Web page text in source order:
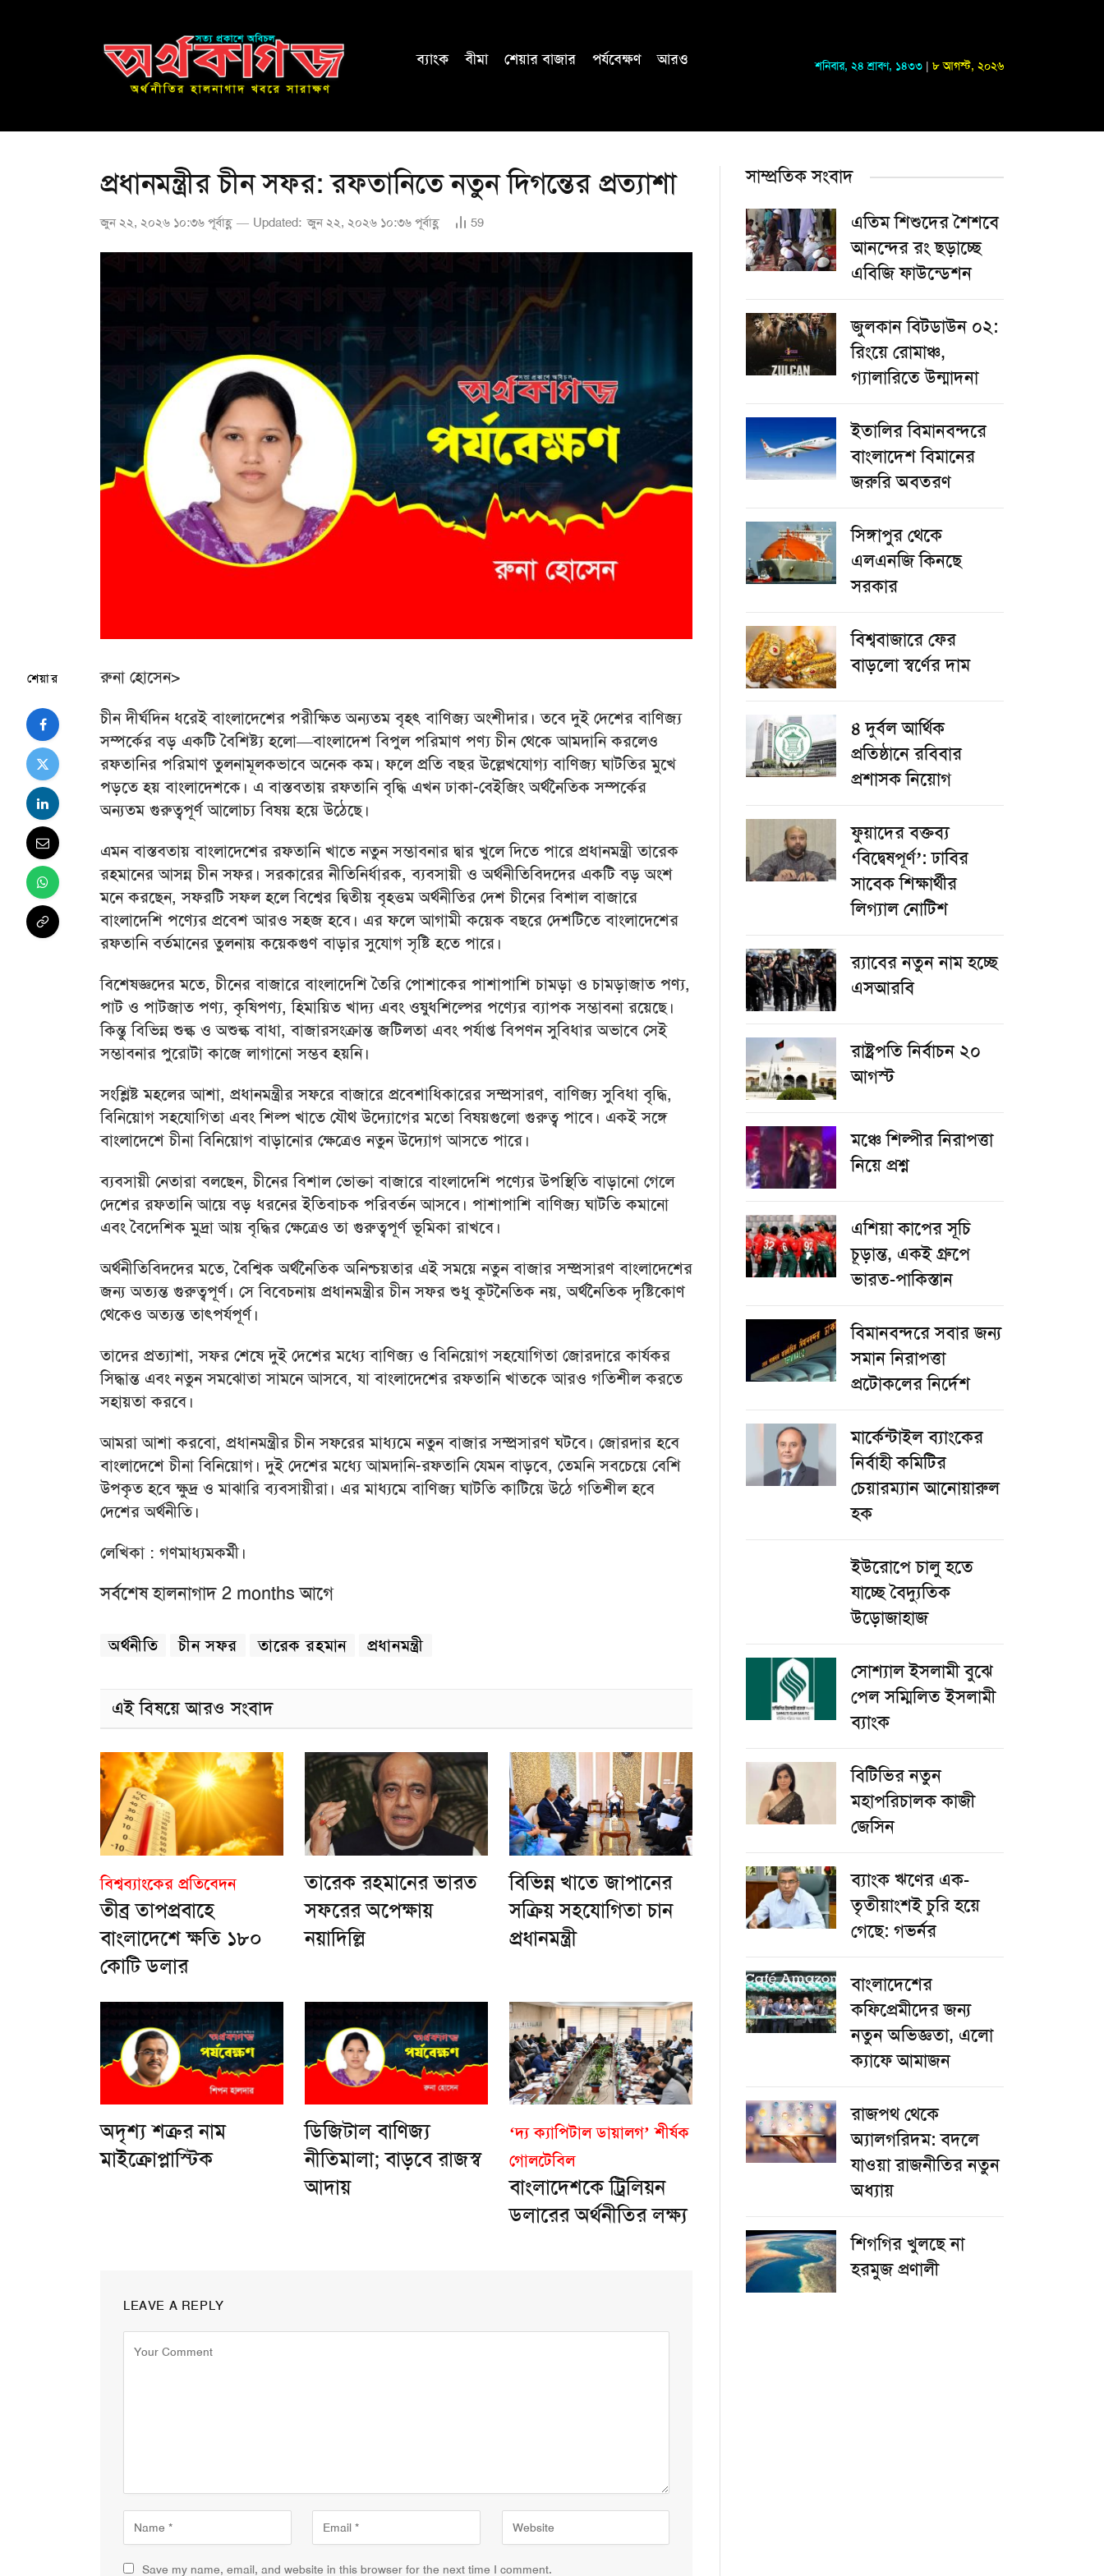
ব্যাংক বীমা শেয়ার বাজার পর্যবেক্ষণ আরও শনিবার, ২৪ শ্রাবণ, ১৪৩৩ | ৮ আগস্ট, ২০২৬
প্রধানমন্ত্রীর চীন সফর: রফতানিতে নতুন দিগন্তের প্রত্যাশা
জুন ২২, ২০২৬ ১০:৩৬ পূর্বাহ্ণ Updated: জুন ২২, ২০২৬ ১০:৩৬ পূর্বাহ্ণ 59
শেয়ার
রুনা হোসেন>
চীন দীর্ঘদিন ধরেই বাংলাদেশের পরীক্ষিত অন্যতম বৃহৎ বাণিজ্য অংশীদার। তবে দুই দেশের বাণিজ্য
সম্পর্কের বড় একটি বৈশিষ্ট্য হলো—বাংলাদেশ বিপুল পরিমাণ পণ্য চীন থেকে আমদানি করলেও
রফতানির পরিমাণ তুলনামূলকভাবে অনেক কম। ফলে প্রতি বছর উল্লেখযোগ্য বাণিজ্য ঘাটতির মুখে
পড়তে হয় বাংলাদেশকে। এ বাস্তবতায় রফতানি বৃদ্ধি এখন ঢাকা-বেইজিং অর্থনৈতিক সম্পর্কের
অন্যতম গুরুত্বপূর্ণ আলোচ্য বিষয় হয়ে উঠেছে।
এমন বাস্তবতায় বাংলাদেশের রফতানি খাতে নতুন সম্ভাবনার দ্বার খুলে দিতে পারে প্রধানমন্ত্রী তারেক
রহমানের আসন্ন চীন সফর। সরকারের নীতিনির্ধারক, ব্যবসায়ী ও অর্থনীতিবিদদের একটি বড় অংশ
মনে করছেন, সফরটি সফল হলে বিশ্বের দ্বিতীয় বৃহত্তম অর্থনীতির দেশ চীনের বিশাল বাজারে
বাংলাদেশি পণ্যের প্রবেশ আরও সহজ হবে। এর ফলে আগামী কয়েক বছরে দেশটিতে বাংলাদেশের
রফতানি বর্তমানের তুলনায় কয়েকগুণ বাড়ার সুযোগ সৃষ্টি হতে পারে।
বিশেষজ্ঞদের মতে, চীনের বাজারে বাংলাদেশি তৈরি পোশাকের পাশাপাশি চামড়া ও চামড়াজাত পণ্য,
পাট ও পাটজাত পণ্য, কৃষিপণ্য, হিমায়িত খাদ্য এবং ওষুধশিল্পের পণ্যের ব্যাপক সম্ভাবনা রয়েছে।
কিন্তু বিভিন্ন শুল্ক ও অশুল্ক বাধা, বাজারসংক্রান্ত জটিলতা এবং পর্যাপ্ত বিপণন সুবিধার অভাবে সেই
সম্ভাবনার পুরোটা কাজে লাগানো সম্ভব হয়নি।
সংশ্লিষ্ট মহলের আশা, প্রধানমন্ত্রীর সফরে বাজারে প্রবেশাধিকারের সম্প্রসারণ, বাণিজ্য সুবিধা বৃদ্ধি,
বিনিয়োগ সহযোগিতা এবং শিল্প খাতে যৌথ উদ্যোগের মতো বিষয়গুলো গুরুত্ব পাবে। একই সঙ্গে
বাংলাদেশে চীনা বিনিয়োগ বাড়ানোর ক্ষেত্রেও নতুন উদ্যোগ আসতে পারে।
ব্যবসায়ী নেতারা বলছেন, চীনের বিশাল ভোক্তা বাজারে বাংলাদেশি পণ্যের উপস্থিতি বাড়ানো গেলে
দেশের রফতানি আয়ে বড় ধরনের ইতিবাচক পরিবর্তন আসবে। পাশাপাশি বাণিজ্য ঘাটতি কমানো
এবং বৈদেশিক মুদ্রা আয় বৃদ্ধির ক্ষেত্রেও তা গুরুত্বপূর্ণ ভূমিকা রাখবে।
অর্থনীতিবিদদের মতে, বৈশ্বিক অর্থনৈতিক অনিশ্চয়তার এই সময়ে নতুন বাজার সম্প্রসারণ বাংলাদেশের
জন্য অত্যন্ত গুরুত্বপূর্ণ। সে বিবেচনায় প্রধানমন্ত্রীর চীন সফর শুধু কূটনৈতিক নয়, অর্থনৈতিক দৃষ্টিকোণ
থেকেও অত্যন্ত তাৎপর্যপূর্ণ।
তাদের প্রত্যাশা, সফর শেষে দুই দেশের মধ্যে বাণিজ্য ও বিনিয়োগ সহযোগিতা জোরদারে কার্যকর
সিদ্ধান্ত এবং নতুন সমঝোতা সামনে আসবে, যা বাংলাদেশের রফতানি খাতকে আরও গতিশীল করতে
সহায়তা করবে।
আমরা আশা করবো, প্রধানমন্ত্রীর চীন সফরের মাধ্যমে নতুন বাজার সম্প্রসারণ ঘটবে। জোরদার হবে
বাংলাদেশে চীনা বিনিয়োগ। দুই দেশের মধ্যে আমদানি-রফতানি যেমন বাড়বে, তেমনি সবচেয়ে বেশি
উপকৃত হবে ক্ষুদ্র ও মাঝারি ব্যবসায়ীরা। এর মাধ্যমে বাণিজ্য ঘাটতি কাটিয়ে উঠে গতিশীল হবে
দেশের অর্থনীতি।
লেখিকা : গণমাধ্যমকর্মী।
সর্বশেষ হালনাগাদ 2 months আগে
অর্থনীতি চীন সফর তারেক রহমান প্রধানমন্ত্রী
এই বিষয়ে আরও সংবাদ
বিশ্বব্যাংকের প্রতিবেদন
তীব্র তাপপ্রবাহে
বাংলাদেশে ক্ষতি ১৮০
কোটি ডলার
তারেক রহমানের ভারত
সফরের অপেক্ষায়
নয়াদিল্লি
বিভিন্ন খাতে জাপানের
সক্রিয় সহযোগিতা চান
প্রধানমন্ত্রী
অদৃশ্য শত্রুর নাম
মাইক্রোপ্লাস্টিক
ডিজিটাল বাণিজ্য
নীতিমালা; বাড়বে রাজস্ব
আদায়
‘দ্য ক্যাপিটাল ডায়ালগ’ শীর্ষক
গোলটেবিল
বাংলাদেশকে ট্রিলিয়ন
ডলারের অর্থনীতির লক্ষ্য
LEAVE A REPLY
Save my name, email, and website in this browser for the next time I comment.
সাম্প্রতিক সংবাদ
এতিম শিশুদের শৈশবে
আনন্দের রং ছড়াচ্ছে
এবিজি ফাউন্ডেশন
জুলকান বিটডাউন ০২:
রিংয়ে রোমাঞ্চ,
গ্যালারিতে উন্মাদনা
ইতালির বিমানবন্দরে
বাংলাদেশ বিমানের
জরুরি অবতরণ
সিঙ্গাপুর থেকে
এলএনজি কিনছে
সরকার
বিশ্ববাজারে ফের
বাড়লো স্বর্ণের দাম
৪ দুর্বল আর্থিক
প্রতিষ্ঠানে রবিবার
প্রশাসক নিয়োগ
ফুয়াদের বক্তব্য
‘বিদ্বেষপূর্ণ’: ঢাবির
সাবেক শিক্ষার্থীর
লিগ্যাল নোটিশ
র‌্যাবের নতুন নাম হচ্ছে
এসআরবি
রাষ্ট্রপতি নির্বাচন ২০
আগস্ট
​মঞ্চে শিল্পীর নিরাপত্তা
নিয়ে প্রশ্ন
এশিয়া কাপের সূচি
চূড়ান্ত, একই গ্রুপে
ভারত-পাকিস্তান
বিমানবন্দরে সবার জন্য
সমান নিরাপত্তা
প্রটোকলের নির্দেশ
মার্কেন্টাইল ব্যাংকের
নির্বাহী কমিটির
চেয়ারম্যান আনোয়ারুল
হক
ইউরোপে চালু হতে
যাচ্ছে বৈদ্যুতিক
উড়োজাহাজ
সোশ্যাল ইসলামী বুঝে
পেল সম্মিলিত ইসলামী
ব্যাংক
বিটিভির নতুন
মহাপরিচালক কাজী
জেসিন
ব্যাংক ঋণের এক-
তৃতীয়াংশই চুরি হয়ে
গেছে: গভর্নর
বাংলাদেশের
কফিপ্রেমীদের জন্য
নতুন অভিজ্ঞতা, এলো
ক্যাফে আমাজন
রাজপথ থেকে
অ্যালগরিদম: বদলে
যাওয়া রাজনীতির নতুন
অধ্যায়
শিগগির খুলছে না
হরমুজ প্রণালী